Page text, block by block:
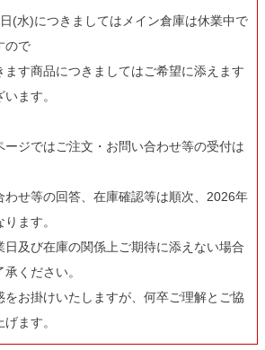
(水)につきましてはメイン倉庫は休業中で
ので
す商品につきましてはご希望に添えます
ます。
ジではご注文・お問い合わせ等の受付は
わせ等の回答、在庫確認等は順次、2026年
ます。
日及び在庫の関係上ご期待に添えない場合
ください。
をお掛けいたしますが、何卒ご理解とご協
ます。
ド
予約商品のみを表示
価格が安い順
価格が高い順